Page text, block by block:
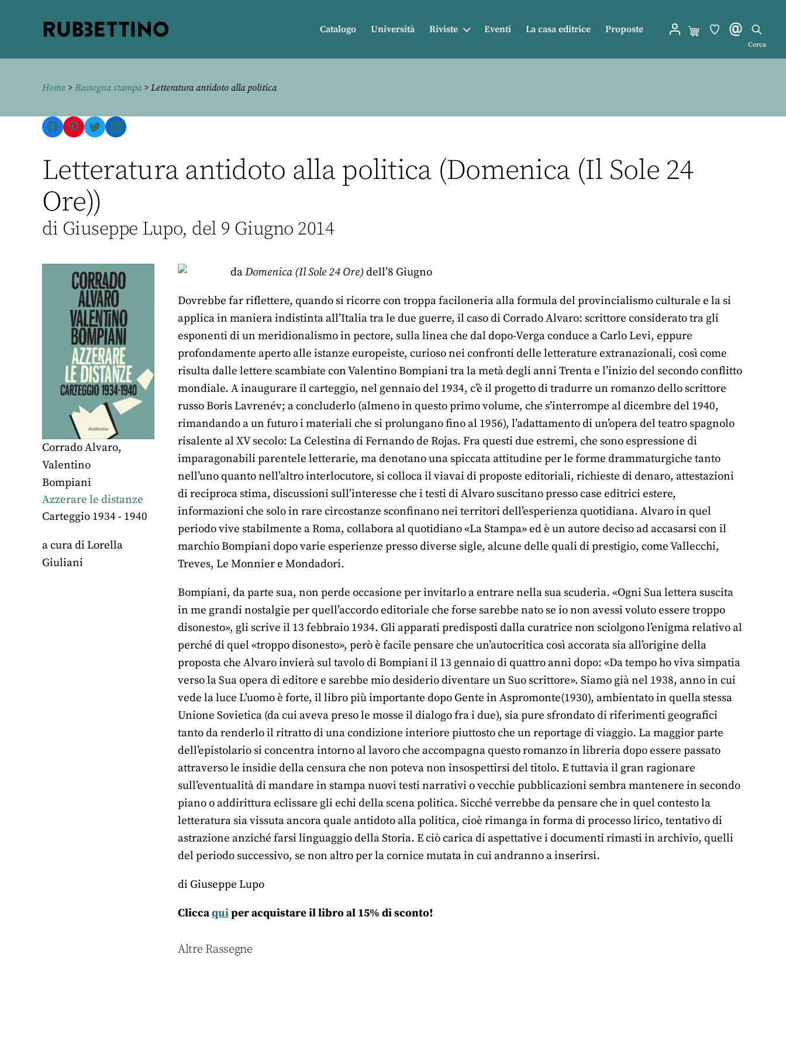
Catalogo Università Riviste Eventi La casa editrice Proposte
Cerca
Home > Rassegna stampa> Letteratura antidoto alla politica
Facebook
Pinterest
TwitterLinkedIn
Letteratura antidoto alla politica (Domenica (Il Sole 24
Ore))
di Giuseppe Lupo, del 9 Giugno 2014
Corrado Alvaro,
Valentino
Bompiani
Azzerare le distanze
Carteggio 1934 - 1940
a cura di Lorella
Giuliani
daDomenica (Il Sole 24 Ore)dell’8 Giugno
Dovrebbe far riflettere, quando si ricorre con troppa faciloneria alla formula del provincialismo culturale e la si
applica in maniera indistinta all’Italia tra le due guerre, il caso di Corrado Alvaro: scrittore considerato tra gli
esponenti di un meridionalismo in pectore, sulla linea che dal dopo-Verga conduce a Carlo Levi, eppure
profondamente aperto alle istanze europeiste, curioso nei confronti delle letterature extranazionali, così come
risulta dalle lettere scambiate con Valentino Bompiani tra la metà degli anni Trenta e l’inizio del secondo conflitto
mondiale. A inaugurare il carteggio, nel gennaio del 1934, c’è il progetto di tradurre un romanzo dello scrittore
russo Boris Lavrenév; a concluderlo (almeno in questo primo volume, che s’interrompe al dicembre del 1940,
rimandando a un futuro i materiali che si prolungano fino al 1956), l’adattamento di un’opera del teatro spagnolo
risalente al XV secolo: La Celestina di Fernando de Rojas. Fra questi due estremi, che sono espressione di
imparagonabili parentele letterarie, ma denotano una spiccata attitudine per le forme drammaturgiche tanto
nell’uno quanto nell’altro interlocutore, si colloca il viavai di proposte editoriali, richieste di denaro, attestazioni
di reciproca stima, discussioni sull’interesse che i testi di Alvaro suscitano presso case editrici estere,
informazioni che solo in rare circostanze sconfinano nei territori dell’esperienza quotidiana. Alvaro in quel
periodo vive stabilmente a Roma, collabora al quotidiano «La Stampa» ed è un autore deciso ad accasarsi con il
marchio Bompiani dopo varie esperienze presso diverse sigle, alcune delle quali di prestigio, come Vallecchi,
Treves, Le Monnier e Mondadori.
Bompiani, da parte sua, non perde occasione per invitarlo a entrare nella sua scuderia. «Ogni Sua lettera suscita
in me grandi nostalgie per quell’accordo editoriale che forse sarebbe nato se io non avessi voluto essere troppo
disonesto», gli scrive il 13 febbraio 1934. Gli apparati predisposti dalla curatrice non sciolgono l’enigma relativo al
perché di quel «troppo disonesto», però è facile pensare che un’autocritica così accorata sia all’origine della
proposta che Alvaro invierà sul tavolo di Bompiani il 13 gennaio di quattro anni dopo: «Da tempo ho viva simpatia
verso la Sua opera di editore e sarebbe mio desiderio diventare un Suo scrittore». Siamo già nel 1938, anno in cui
vede la luce L’uomo è forte, il libro più importante dopo Gente in Aspromonte(1930), ambientato in quella stessa
Unione Sovietica (da cui aveva preso le mosse il dialogo fra i due), sia pure sfrondato di riferimenti geografici
tanto da renderlo il ritratto di una condizione interiore piuttosto che un reportage di viaggio. La maggior parte
dell’epistolario si concentra intorno al lavoro che accompagna questo romanzo in libreria dopo essere passato
attraverso le insidie della censura che non poteva non insospettirsi del titolo. E tuttavia il gran ragionare
sull’eventualità di mandare in stampa nuovi testi narrativi o vecchie pubblicazioni sembra mantenere in secondo
piano o addirittura eclissare gli echi della scena politica. Sicché verrebbe da pensare che in quel contesto la
letteratura sia vissuta ancora quale antidoto alla politica, cioè rimanga in forma di processo lirico, tentativo di
astrazione anziché farsi linguaggio della Storia. E ciò carica di aspettative i documenti rimasti in archivio, quelli
del periodo successivo, se non altro per la cornice mutata in cui andranno a inserirsi.
di Giuseppe Lupo
Cliccaquiper acquistare il libro al 15% di sconto!
Altre Rassegne